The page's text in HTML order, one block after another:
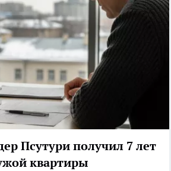
Псутури получил 7 лет
квартиры